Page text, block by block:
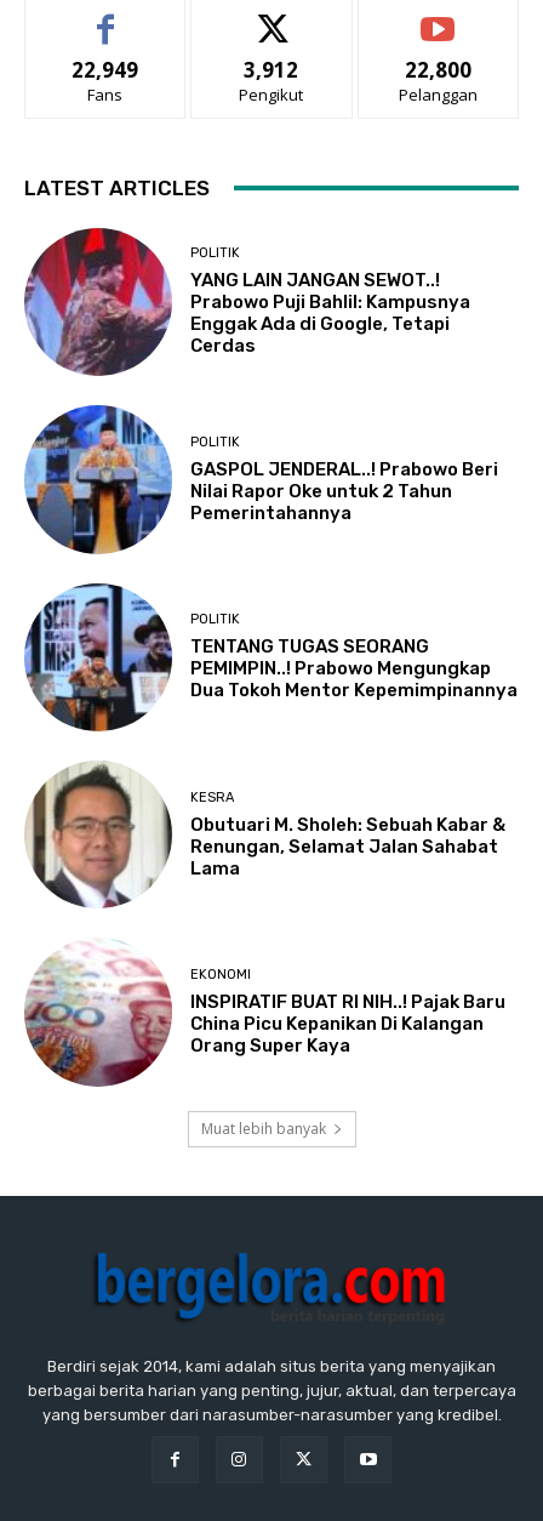
22,949
Fans
3,912
Pengikut
22,800
Pelanggan
LATEST ARTICLES
POLITIK
YANG LAIN JANGAN SEWOT..!
Prabowo Puji Bahlil: Kampusnya
Enggak Ada di Google, Tetapi
Cerdas
POLITIK
GASPOL JENDERAL..! Prabowo Beri
Nilai Rapor Oke untuk 2 Tahun
Pemerintahannya
POLITIK
TENTANG TUGAS SEORANG
PEMIMPIN..! Prabowo Mengungkap
Dua Tokoh Mentor Kepemimpinannya
KESRA
Obutuari M. Sholeh: Sebuah Kabar &
Renungan, Selamat Jalan Sahabat
Lama
EKONOMI
INSPIRATIF BUAT RI NIH..! Pajak Baru
China Picu Kepanikan Di Kalangan
Orang Super Kaya
Muat lebih banyak
Berdiri sejak 2014, kami adalah situs berita yang menyajikan
berbagai berita harian yang penting, jujur, aktual, dan terpercaya
yang bersumber dari narasumber-narasumber yang kredibel.